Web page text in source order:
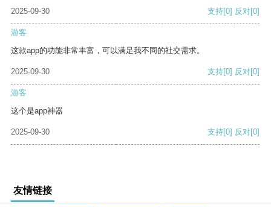
2025-09-30
支持[0] 反对[0]
游客
这款app的功能非常丰富，可以满足我不同的社交需求。
2025-09-30 支持[0] 反对[0]
游客
这个是app神器
2025-09-30 支持[0] 反对[0]
友情链接